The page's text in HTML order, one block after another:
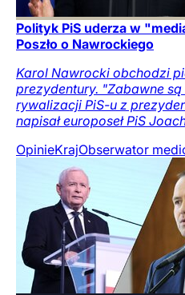
Polityk PiS uderza w
Poszło o Nawrockiego
Karol Nawrocki obchodzi
prezydentury. "Zabawne
rywalizacji PiS-u z
napisał europoseł PiS
OpinieKrajObserwator